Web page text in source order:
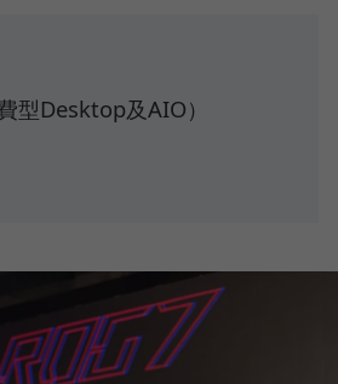
型Desktop及AIO）